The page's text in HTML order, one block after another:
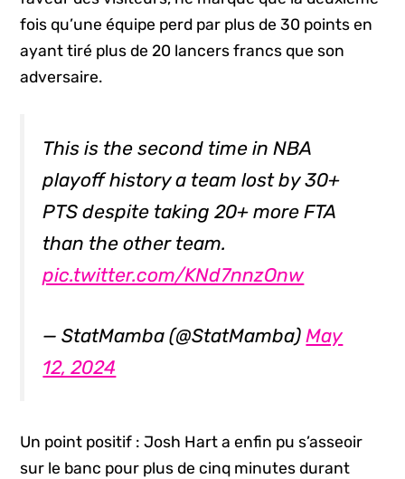
fois qu’une équipe perd par plus de 30 points en
ayant tiré plus de 20 lancers francs que son
adversaire.
This is the second time in NBA
playoff history a team lost by 30+
PTS despite taking 20+ more FTA
than the other team.
pic.twitter.com/KNd7nnzOnw
— StatMamba (@StatMamba)May
12, 2024
Un point positif : Josh Hart a enfin pu s’asseoir
sur le banc pour plus de cinq minutes durant